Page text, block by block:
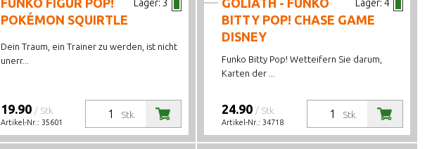
Lager: 3
FUNKO FIGUR POP!
POKÉMON SQUIRTLE
Dein Traum, ein Trainer zu werden, ist nicht
unerr...
Stk.
19.90 / Stk.
Artikel-Nr.: 35601
Lager: 4
GOLIATH - FUNKO
BITTY POP! CHASE GAME
DISNEY
Funko Bitty Pop! Wetteifern Sie darum,
Karten der ...
Stk.
24.90 / Stk.
Artikel-Nr.: 34718